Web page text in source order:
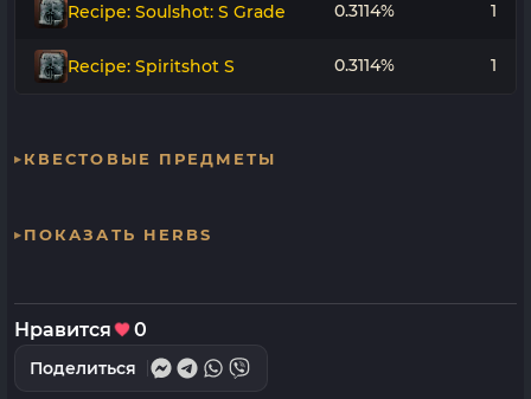
Recipe: Soulshot: S Grade 0.3114% 1
Recipe: Spiritshot S 0.3114% 1
КВЕСТОВЫЕ ПРЕДМЕТЫ
ПОКАЗАТЬ HERBS
Нравится 0
Поделиться